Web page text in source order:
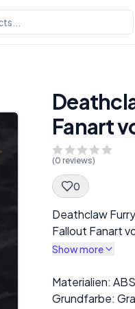
Fanart
(0 reviews)
0
Spec
Deathclaw
Fallout Fanart
Show more
Description
Materialien:
Grundfarbe: